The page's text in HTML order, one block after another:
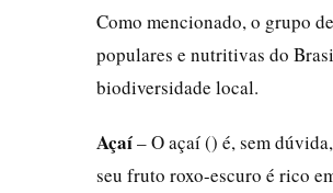
Como mencionado, o grupo
populares e nutritivas do
biodiversidade local.
Açaí– O açaí () é, sem
seu fruto roxo-escuro é rico